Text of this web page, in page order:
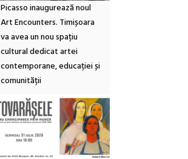
Picasso inaugurează noul
Art Encounters. Timișoara
va avea un nou spațiu
cultural dedicat artei
contemporane, educației și
comunității